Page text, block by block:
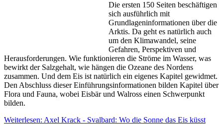
Die ersten 150 Seiten beschäftigen
sich ausführlich mit
Grundlageninformationen über die
Arktis. Da geht es natürlich auch
um den Klimawandel, seine
Gefahren, Perspektiven und
Herausforderungen. Wie funktionieren die Ströme im Wasser, was
bewirkt der Salzgehalt, wie hängen die Ozeane des Nordens
zusammen. Und dem Eis ist natürlich ein eigenes Kapitel gewidmet.
Den Abschluss dieser Einführungsinformationen bilden Kapitel über
Flora und Fauna, wobei Eisbär und Walross einen Schwerpunkt
bilden.
Weiterlesen: Axel Krack - Svalbard: Wo die Sonne das Eis küsst